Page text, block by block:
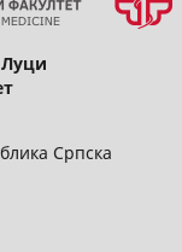
Српска